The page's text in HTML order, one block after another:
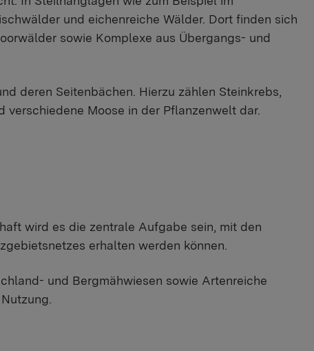
und eichenreiche Wälder. Dort finden sich
sowie Komplexe aus Übergangs- und
deren Seitenbächen. Hierzu zählen Steinkrebs,
verschiedene Moose in der Pflanzenwelt dar.
wird es die zentrale Aufgabe sein, mit den
erhalten werden können.
und Bergmähwiesen sowie Artenreiche